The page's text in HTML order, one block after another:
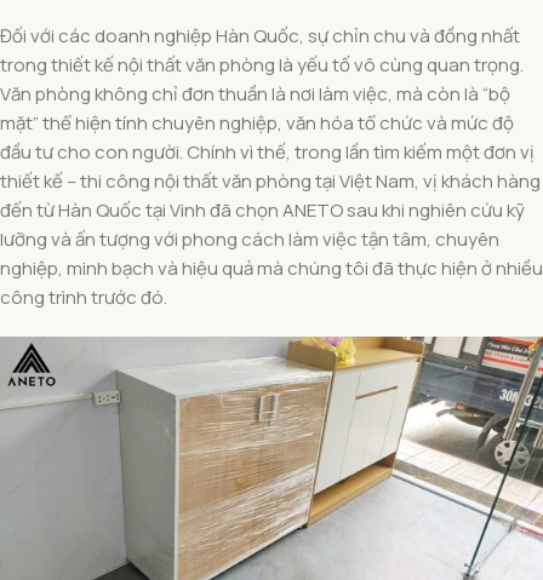
Đối với các doanh nghiệp Hàn Quốc, sự chỉn chu và đồng nhất
trong thiết kế nội thất văn phòng là yếu tố vô cùng quan trọng.
Văn phòng không chỉ đơn thuần là nơi làm việc, mà còn là “bộ
mặt” thể hiện tính chuyên nghiệp, văn hóa tổ chức và mức độ
đầu tư cho con người. Chính vì thế, trong lần tìm kiếm một đơn vị
thiết kế – thi công nội thất văn phòng tại Việt Nam, vị khách hàng
đến từ Hàn Quốc tại Vinh đã chọn ANETO sau khi nghiên cứu kỹ
lưỡng và ấn tượng với phong cách làm việc tận tâm, chuyên
nghiệp, minh bạch và hiệu quả mà chúng tôi đã thực hiện ở nhiều
công trình trước đó.